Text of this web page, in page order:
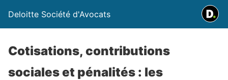
Deloitte Société d'Avocats
Cotisations, contributions
sociales et pénalités : les